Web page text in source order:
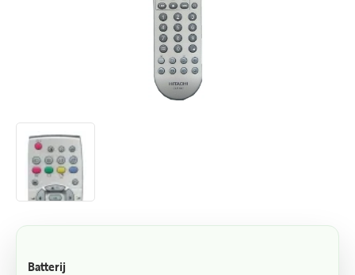
Batterij